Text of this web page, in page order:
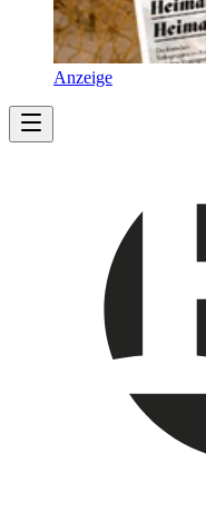
Anzeige